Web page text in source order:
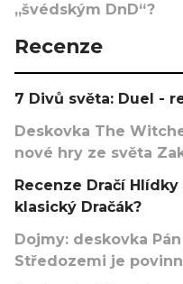
„švédským DnD“?
Recenze
7 Divů světa: Duel -
Deskovka The
nové hry ze světa
Recenze Dračí
klasický Dračák?
Dojmy: deskovka
Středozemi je